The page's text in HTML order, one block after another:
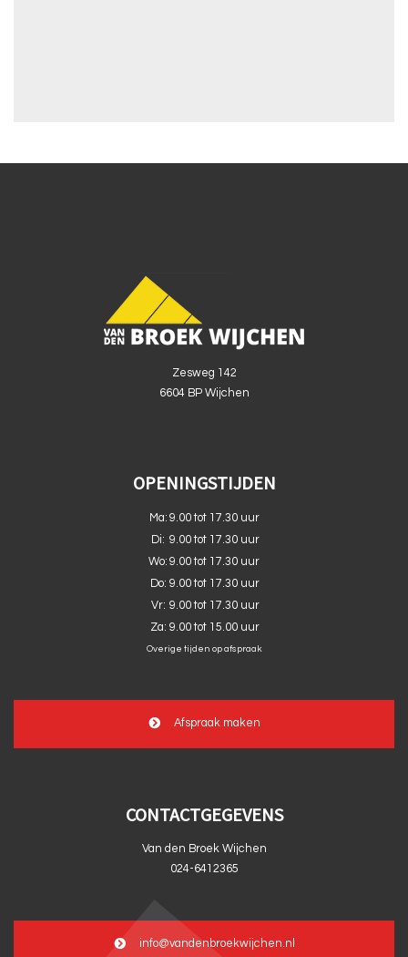
Zesweg 142
6604 BP Wijchen
OPENINGSTIJDEN
Ma: 9.00 tot 17.30 uur
Di: 9.00 tot 17.30 uur
Wo: 9.00 tot 17.30 uur
Do: 9.00 tot 17.30 uur
Vr: 9.00 tot 17.30 uur
Za: 9.00 tot 15.00 uur
Overige tijden op afspraak
Afspraak maken
CONTACTGEGEVENS
Van den Broek Wijchen
024-6412365
info@vandenbroekwijchen.nl